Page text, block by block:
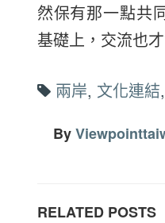
然保有那一點共
基礎上，交流也
兩岸, 文化連結,
By
RELATED POSTS